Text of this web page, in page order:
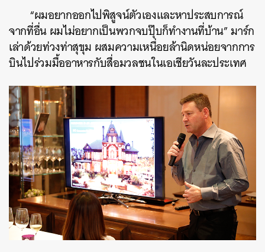
“ผมอยากออกไปพิสูจน์ตัวเองและหาประสบการณ์
จากที่อื่น ผมไม่อยากเป็นพวกจบปุ๊บก็ทำงานที่บ้าน” มาร์ก
เล่าด้วยท่วงท่าสุขุม ผสมความเหนื่อยล้านิดหน่อยจากการ
บินไปร่วมมื้ออาหารกับสื่อมวลชนในเอเชียวันละประเทศ